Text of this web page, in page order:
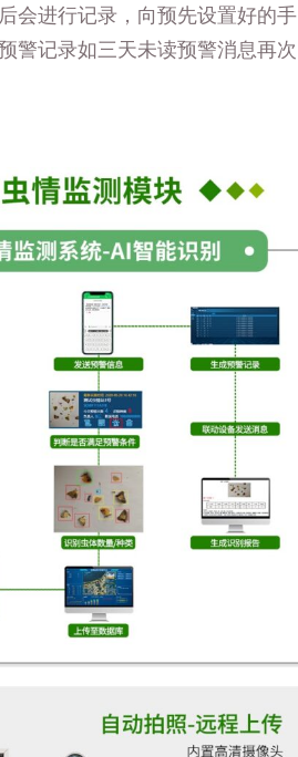
会进行记录，向预先设置好的手
警记录如三天未读预警消息再次